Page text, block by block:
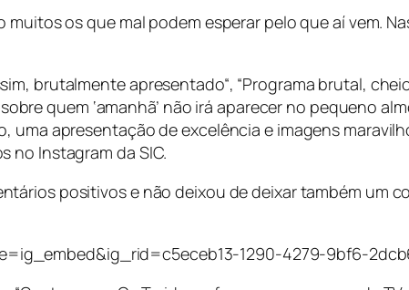
os que mal podem esperar pelo que aí vem.
brutalmente apresentado“, “Programa brutal,
quem ‘amanhã’ não irá aparecer no pequeno
uma apresentação de excelência e imagens
no Instagram da SIC.
positivos e não deixou de deixar também um
1290-4279-9bf6-